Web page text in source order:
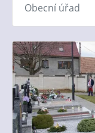
Obecní úřad